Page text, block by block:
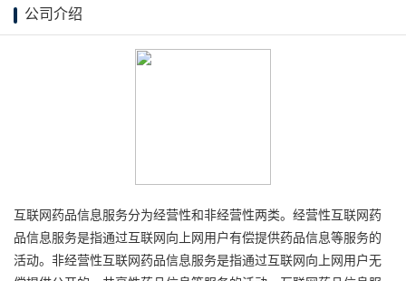
公司介绍
互联网药品信息服务分为经营性和非经营性两类。经营性互联网药
品信息服务是指通过互联网向上网用户有偿提供药品信息等服务的
活动。非经营性互联网药品信息服务是指通过互联网向上网用户无